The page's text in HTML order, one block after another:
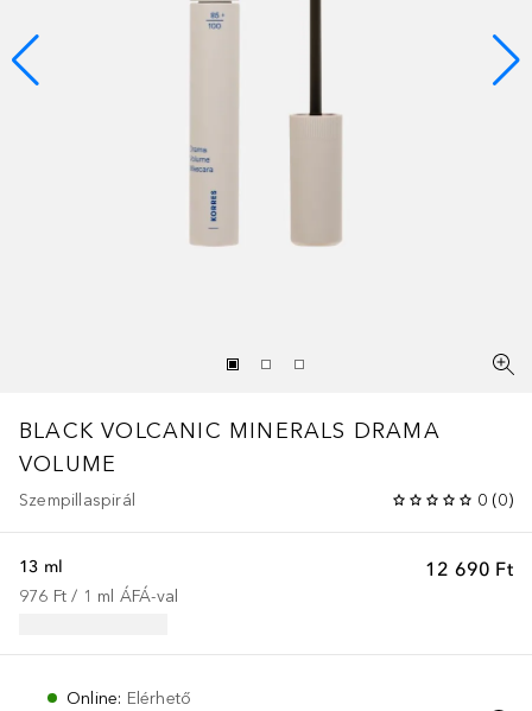
BLACK VOLCANIC MINERALS DRAMA
VOLUME
Szempillaspirál 0 (0)
12 690 Ft
13 ml
976 Ft / 1 ml ÁFÁ-val
Online: Elérhető